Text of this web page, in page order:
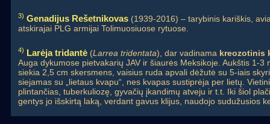
3) Genadijus Rešetnikovas (1939-2016) – tarybinis kariškis,
atskirajai PLG armijai Tolimuosiuose rytuose.
4) Larėja tridantė (Larrea tridentata), dar vadinama kreozotinis
Auga dykumose pietvakarių JAV ir šiaurės Meksikoje. Aukštis 1-
siekia 2,5 cm skersmens, vaisius ruda apvali dėžutė su 5-iais
siejamas su „lietaus kvapu“, nes kvapas sustiprėja per lietų.
plintančias, tuberkuliozę, gyvačių įkandimų atveju ir t.t. Iki šiol
gentys jo išskirtą laką, verdant gavus klijus, naudojo sudužusios